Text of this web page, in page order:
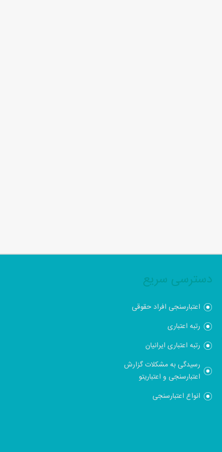
دسترسی سریع
اعتبارسنجی افراد حقوقی
رتبه اعتباری
رتبه اعتباری ایرانیان
رسیدگی به مشکلات گزارش
اعتبارسنجی و اعتباریتو
انواع اعتبارسنجی